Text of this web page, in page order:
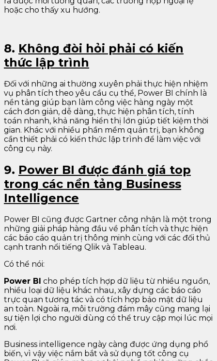
hoặc cho thấy xu hướng.
8. Không đòi hỏi phải có kiến
thức lập trình
Đối với những ai thường xuyên phải thực hiện nhiệm
vụ phân tích theo yêu cầu cụ thể, Power BI chính là
nền tảng giúp bạn làm công việc hàng ngày một
cách đơn giản, dễ dàng, thực hiện phân tích, tính
toán nhanh, khả năng hiển thị lớn giúp tiết kiệm thời
gian. Khác với nhiều phần mềm quản trị, bạn không
cần thiết phải có kiến thức lập trình để làm việc với
công cụ này.
9. Power BI được đánh giá top
trong các nền tảng Business
Intelligence
Power BI cũng được Gartner công nhận là một trong
những giải pháp hàng đầu về phân tích và thực hiện
các báo cáo quản trị thông minh cùng với các đối thủ
cạnh tranh nổi tiếng Qlik và Tableau.
Có thể nói:
Power BI cho phép tích hợp dữ liệu từ nhiều nguồn,
nhiều loại dữ liệu khác nhau, xây dựng các báo cáo
trực quan tương tác và có tích hợp bảo mật dữ liệu
an toàn. Ngoài ra, môi trường đám mây cũng mang lại
sự tiện lợi cho người dùng có thể truy cập mọi lúc mọi
nơi.
Business intelligence ngày càng được ứng dụng phổ
biến, vì vậy việc nắm bắt và sử dụng tốt công cụ